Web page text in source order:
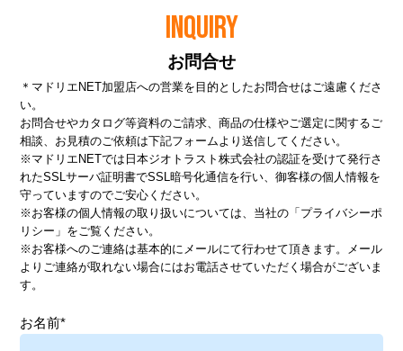
INQUIRY
お問合せ
＊マドリエNET加盟店への営業を目的としたお問合せはご遠慮くださ
い。
お問合せやカタログ等資料のご請求、商品の仕様やご選定に関するご
相談、お見積のご依頼は下記フォームより送信してください。
※マドリエNETでは日本ジオトラスト株式会社の認証を受けて発行さ
れたSSLサーバ証明書でSSL暗号化通信を行い、御客様の個人情報を
守っていますのでご安心ください。
※お客様の個人情報の取り扱いについては、当社の 「プライバシーポ
リシー」 をご覧ください。
※お客様へのご連絡は基本的にメールにて行わせて頂きます。メール
よりご連絡が取れない場合にはお電話させていただく場合がございま
す。
お名前*